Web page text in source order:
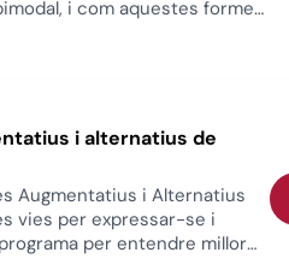
i com aquestes formes
i alternatius de
Augmentatius i Alternatius
vies per expressar-se i
per entendre millor